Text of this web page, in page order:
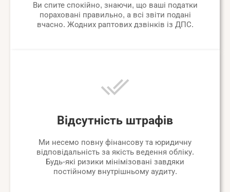
Ви спите спокійно, знаючи, що ваші податки
пораховані правильно, а всі звіти подані
вчасно. Жодних раптових дзвінків із ДПС.
Відсутність штрафів
Ми несемо повну фінансову та юридичну
відповідальність за якість ведення обліку.
Будь-які ризики мінімізовані завдяки
постійному внутрішньому аудиту.